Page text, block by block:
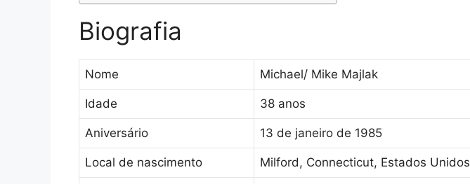
Biografia
Nome Michael/ Mike Majlak
Idade 38 anos
Aniversário 13 de janeiro de 1985
Local de nascimento Milford, Connecticut, Estados Unidos